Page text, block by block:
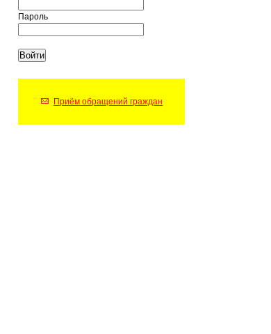
Пароль
Приём обращений граждан